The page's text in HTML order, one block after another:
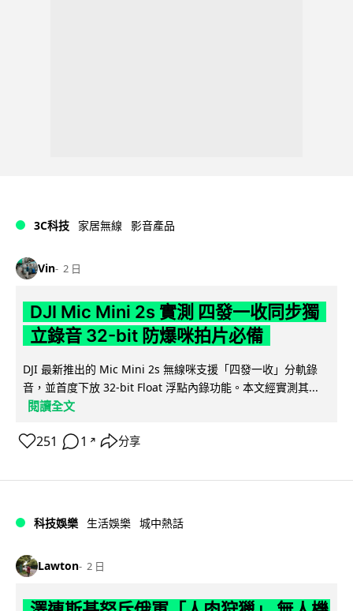
3C科技 家居無線 影音產品
Vin 2 日
DJI Mic Mini 2s 實測 四發一收同步獨
立錄音 32-bit 防爆咪拍片必備
DJI 最新推出的 Mic Mini 2s 無線咪支援「四發一收」分軌錄
音，並首度下放 32-bit Float 浮點內錄功能。本文經實測其...
閱讀全文
251 1 ↗ 分享
科技娛樂 生活娛樂 城中熱話
Lawton 2 日